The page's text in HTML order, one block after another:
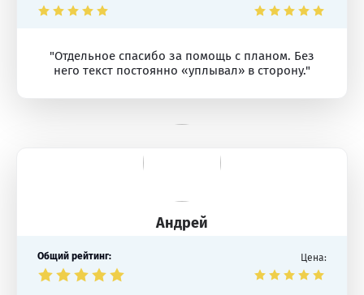
"Отдельное спасибо за помощь с планом. Без
него текст постоянно «уплывал» в сторону."
Андрей
Общий рейтинг: Цена: